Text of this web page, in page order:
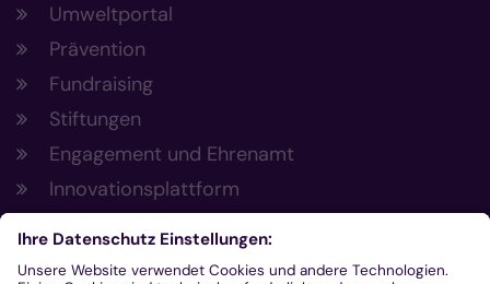
Umweltportal
Prävention
Fundraising
Stiftungen
Engagement und Ehrenamt
Innovationsplattform
Aus der Plattform